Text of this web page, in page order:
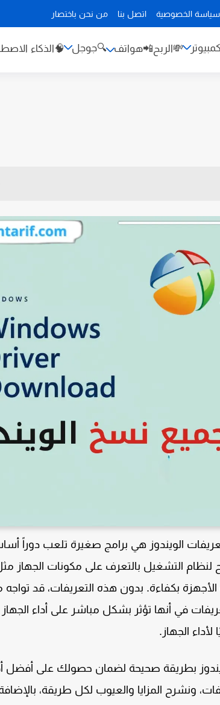
سياسة الخصوصية اتصل بنا من نحن باختصار
💸الربح📲هواتف 🔍جوجل 🧠الذكاء
الويندوز هي برامج صغيرة تلعب دوراً
لنظام التشغيل بالتعرف على مكونات الجهاز
بكفاءة. بدون هذه التعريفات، قد
في أنها تؤثر بشكل مباشر على أداء
لأداء الجهاز.
بطريقة صحيحة لضمان حصولك على أفضل
ونشرح المزايا والعيوب لكل طريقة،